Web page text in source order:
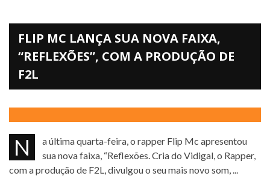
FLIP MC LANÇA SUA NOVA FAIXA,
“REFLEXÕES”, COM A PRODUÇÃO DE
F2L
Na última quarta-feira, o rapper Flip Mc apresentou
sua nova faixa, “Reflexões. Cria do Vidigal, o Rapper,
com a produção de F2L, divulgou o seu mais novo som, ...